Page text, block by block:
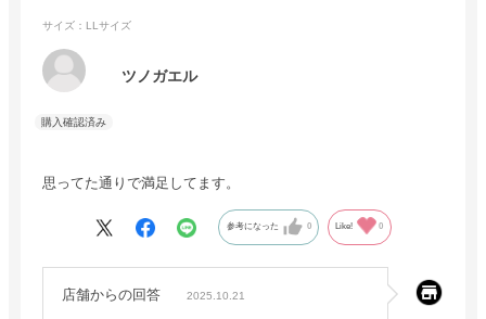
サイズ：LLサイズ
ツノガエル
思ってた通りで満足してます。
参考になった 0 Like! 0
店舗からの回答 2025.10.21